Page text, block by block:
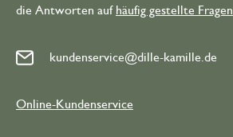
die Antworten auf häufig gestellte Fragen
kundenservice@dille-kamille.de
Online-Kundenservice